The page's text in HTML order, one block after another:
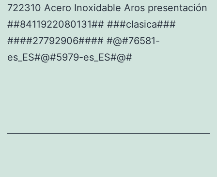
722310 Acero Inoxidable Aros presentación
##8411922080131## ###clasica###
####27792906#### #@#76581-
es_ES#@#5979-es_ES#@#